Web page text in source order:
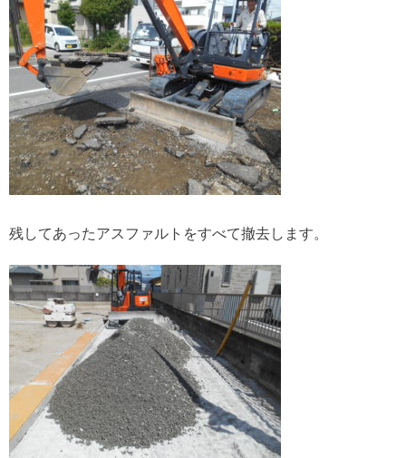
残してあったアスファルトをすべて撤去します。